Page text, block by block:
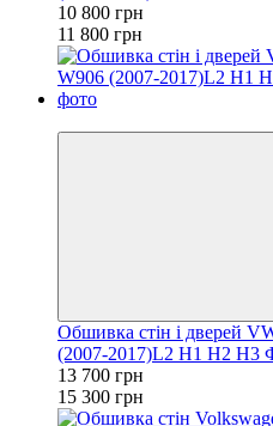
10 800 грн
11 800 грн
Обшивка стін і дверей
(2007-2017)L2 H1 H2 H3
13 700 грн
15 300 грн